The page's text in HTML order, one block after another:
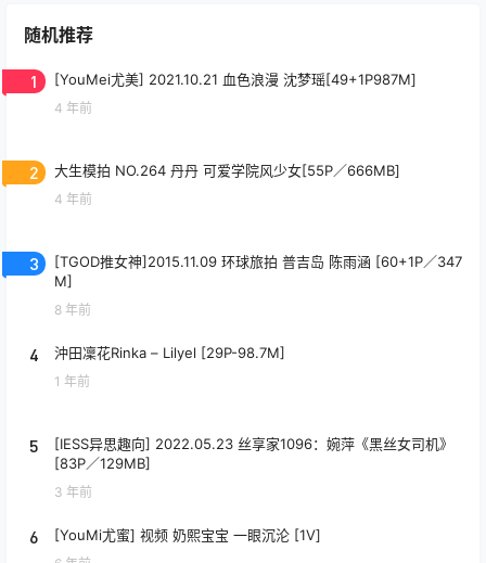
随机推荐
1 [YouMei尤美] 2021.10.21 血色浪漫 沈梦瑶[49+1P987M]
4 年前
2 大生模拍 NO.264 丹丹 可爱学院风少女[55P／666MB]
4 年前
3
[TGOD推女神]2015.11.09 环球旅拍 普吉岛 陈雨涵 [60+1P／347
M]
8 年前
4 沖田凜花Rinka – Lilyel [29P-98.7M]
1 年前
5
[IESS异思趣向] 2022.05.23 丝享家1096：婉萍《黑丝女司机》
[83P／129MB]
3 年前
6 [YouMi尤蜜] 视频 奶熙宝宝 一眼沉沦 [1V]